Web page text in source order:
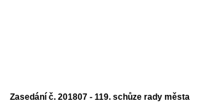
Zasedání č. 201807 - 119. schůze rady města